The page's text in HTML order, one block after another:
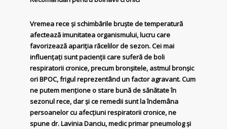
Vremea rece și schimbările bruște de temperatură
afectează imunitatea organismului, lucru care
favorizează apariția răcelilor de sezon. Cei mai
influențați sunt pacienții care suferă de boli
respiratorii cronice, precum bronșitele, astmul bronșic
ori BPOC, frigul reprezentând un factor agravant. Cum
ne putem mențione o stare bună de sănătate în
sezonul rece, dar și ce remedii sunt la îndemâna
persoanelor cu afecțiuni respiratorii cronice, ne
spune dr. Lavinia Danciu, medic primar pneumolog și